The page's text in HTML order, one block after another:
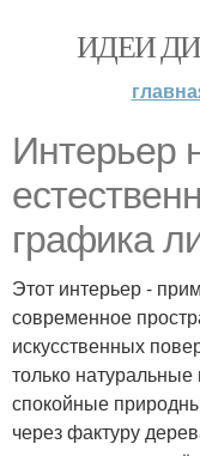
ИДЕИ
Интерьер
графика
Этот интерьер -
современное
искусственных
только
спокойные
через фактуру